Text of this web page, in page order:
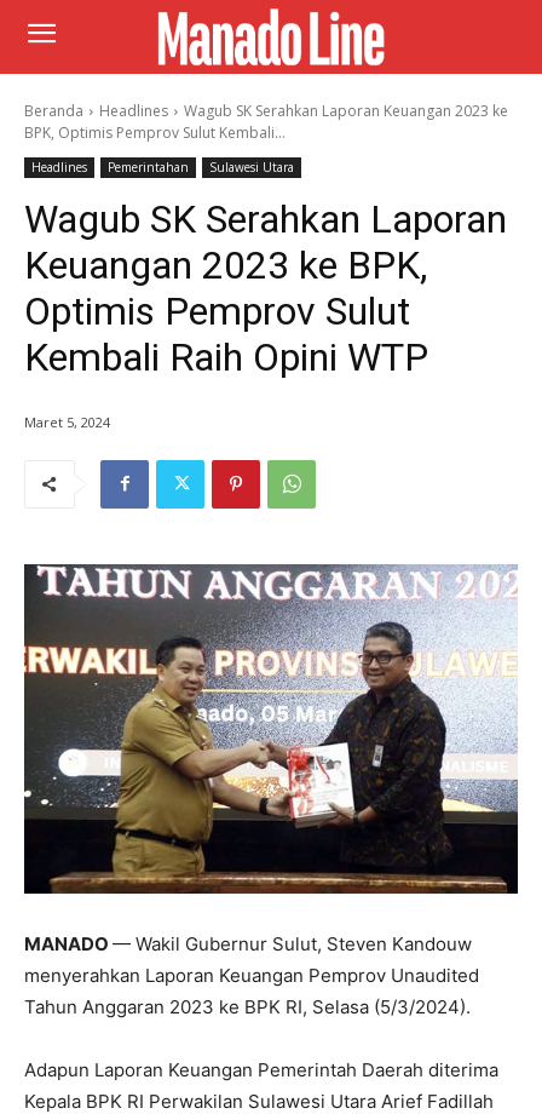
Beranda Headlines
Wagub SK Serahkan Laporan Keuangan 2023 ke
BPK, Optimis Pemprov Sulut Kembali...
Headlines Pemerintahan Sulawesi Utara
Wagub SK Serahkan Laporan
Keuangan 2023 ke BPK,
Optimis Pemprov Sulut
Kembali Raih Opini WTP
Maret 5, 2024
MANADO — Wakil Gubernur Sulut, Steven Kandouw
menyerahkan Laporan Keuangan Pemprov Unaudited
Tahun Anggaran 2023 ke BPK RI, Selasa (5/3/2024).
Adapun Laporan Keuangan Pemerintah Daerah diterima
Kepala BPK RI Perwakilan Sulawesi Utara Arief Fadillah